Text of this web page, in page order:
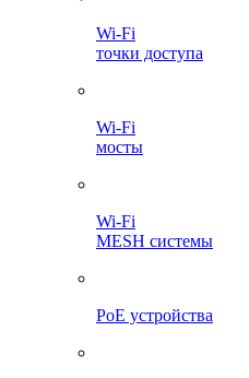
Wi-Fi
точки доступа
Wi-Fi
мосты
Wi-Fi
MESH системы
PoE устройства